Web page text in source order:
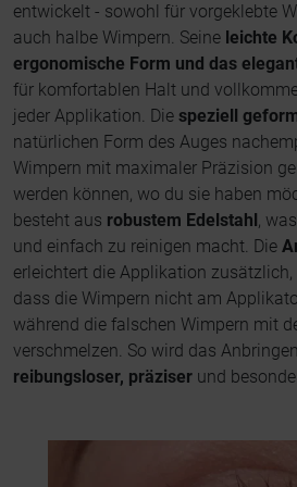
entwickelt - sowohl für vorgeklebte
auch halbe Wimpern. Seine leichte
ergonomische Form und das
für komfortablen Halt und
jeder Applikation. Die speziell
natürlichen Form des Auges
Wimpern mit maximaler Präzision
werden können, wo du sie haben
besteht aus robustem Edelstahl ,
und einfach zu reinigen macht. Die
erleichtert die Applikation
dass die Wimpern nicht am
während die falschen Wimpern mit
verschmelzen. So wird das
reibungsloser, präziser und